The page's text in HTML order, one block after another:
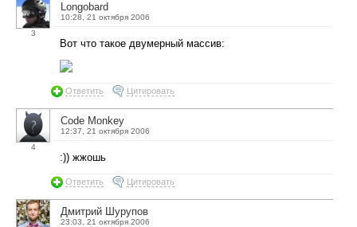
3
Longobard
10:28, 21 октября 2006
Вот что такое двумерный массив:
Ответить Цитировать
4
Code Monkey
12:37, 21 октября 2006
:)) жжошь
Ответить Цитировать
Дмитрий Шурупов
23:03, 21 октября 2006